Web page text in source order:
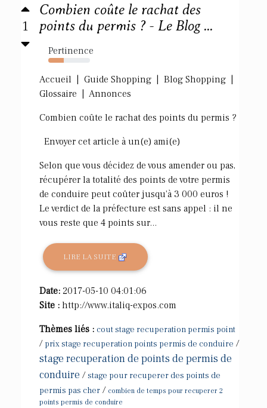
1
Combien coûte le rachat des
points du permis ? - Le Blog ...
Pertinence
37%
Accueil | Guide Shopping | Blog Shopping |
Glossaire | Annonces
Combien coûte le rachat des points du permis ?
Envoyer cet article à un(e) ami(e)
Selon que vous décidez de vous amender ou pas,
récupérer la totalité des points de votre permis
de conduire peut coûter jusqu'à 3 000 euros !
Le verdict de la préfecture est sans appel : il ne
vous reste que 4 points sur...
LIRE LA SUITE
Date: 2017-05-10 04:01:06
Site : http://www.italiq-expos.com
Thèmes liés : cout stage recuperation permis point
/ prix stage recuperation points permis de conduire /
stage recuperation de points de permis de
conduire /stage pour recuperer des points de
permis pas cher / combien de temps pour recuperer 2
points permis de conduire